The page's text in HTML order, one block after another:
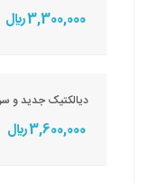
3,300,000 ريال
دیالکتیک جدید و
3,600,000 ريال